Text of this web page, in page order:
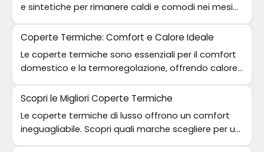
e sintetiche per rimanere caldi e comodi nei mesi
Coperte Termiche: Comfort e Calore Ideale
Le coperte termiche sono essenziali per il comfort
domestico e la termoregolazione, offrendo calore
Scopri le Migliori Coperte Termiche
Le coperte termiche di lusso offrono un comfort
ineguagliabile. Scopri quali marche scegliere per un